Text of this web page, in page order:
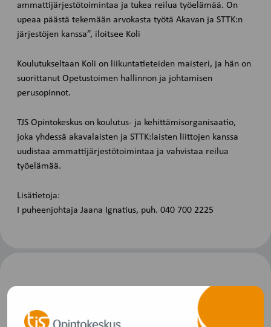
ammattijärjestötoimintaa ja tukea reilua työelämää. On
upeaa päästä tekemään arvokasta työtä Akavan ja STTK:n
järjestöjen kanssa”, iloitsee Koli
Koulutukseltaan Koli on liikuntatieteiden maisteri, ja hän on
suorittanut Opetustoimen hallinnon ja johtamisen
perusopinnot.
TJS Opintokeskus on koulutus- ja kehittämisorganisaatio,
joka yhdessä akavalaisten ja STTK:laisten liittojen kanssa
uudistaa ammattijärjestötoimintaa ja vahvistaa reilua
työelämää.
Lisätietoja:
I puheenjohtaja Jaana Ignatius, puh. 040 700 2225